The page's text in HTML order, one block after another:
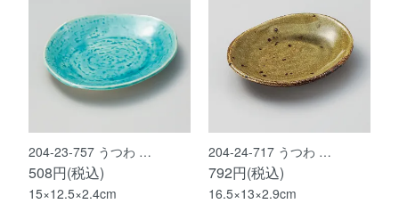
204-23-757 うつわ …
508円(税込)
15×12.5×2.4cm
204-24-717 うつわ …
792円(税込)
16.5×13×2.9cm